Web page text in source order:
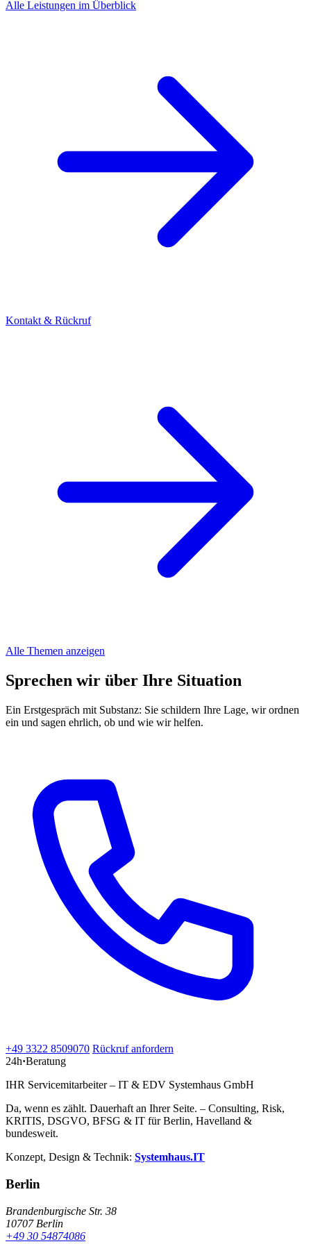
Alle Leistungen im Überblick
Kontakt & Rückruf
Alle Themen anzeigen
Sprechen wir über Ihre Situation
Ein Erstgespräch mit Substanz: Sie schildern Ihre Lage, wir ordnen
ein und sagen ehrlich, ob und wie wir helfen.
+49 3322 8509070 Rückruf anfordern
24h·Beratung
IHR Servicemitarbeiter – IT & EDV Systemhaus GmbH
Da, wenn es zählt. Dauerhaft an Ihrer Seite. – Consulting, Risk,
KRITIS, DSGVO, BFSG & IT für Berlin, Havelland &
bundesweit.
Konzept, Design & Technik: Systemhaus.IT
Berlin
Brandenburgische Str. 38
10707 Berlin
+49 30 54874086